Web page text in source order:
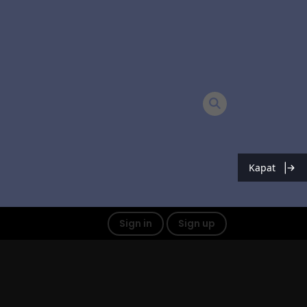
Sign in Sign up
Kapat